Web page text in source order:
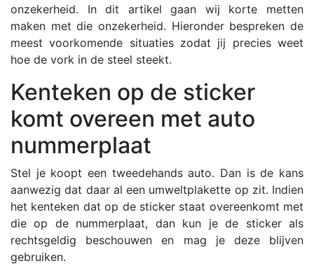
onzekerheid. In dit artikel gaan wij korte metten
maken met die onzekerheid. Hieronder bespreken de
meest voorkomende situaties zodat jij precies weet
hoe de vork in de steel steekt.
Kenteken op de sticker
komt overeen met auto
nummerplaat
Stel je koopt een tweedehands auto. Dan is de kans
aanwezig dat daar al een umweltplakette op zit. Indien
het kenteken dat op de sticker staat overeenkomt met
die op de nummerplaat, dan kun je de sticker als
rechtsgeldig beschouwen en mag je deze blijven
gebruiken.